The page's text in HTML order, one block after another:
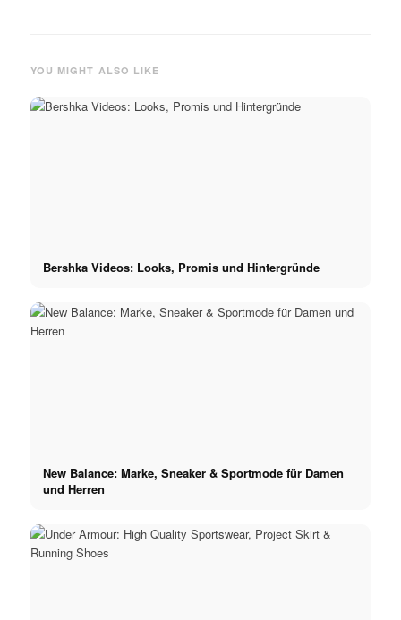
YOU MIGHT ALSO LIKE
Bershka Videos: Looks, Promis und Hintergründe
New Balance: Marke, Sneaker & Sportmode für Damen
und Herren